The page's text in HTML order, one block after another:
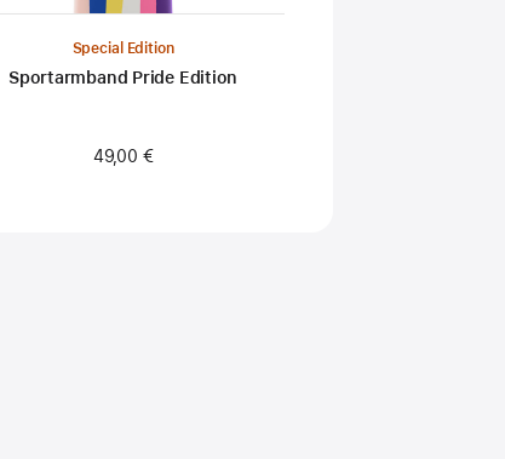
Special Edition
Sportarmband Pride Edition
49,00 €